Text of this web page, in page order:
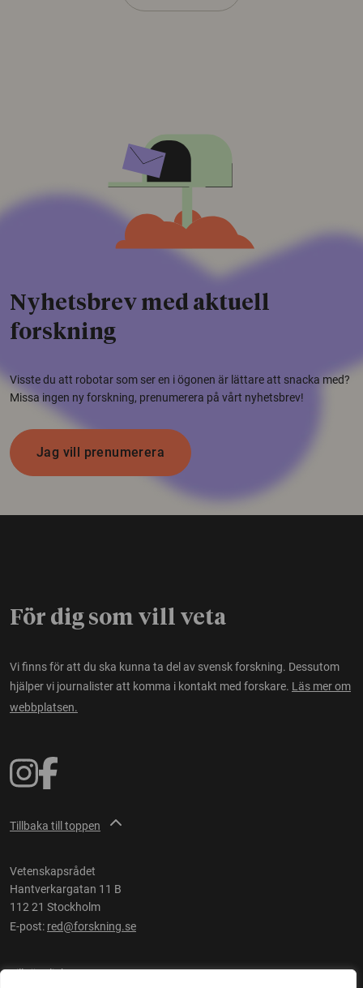
Nyhetsbrev med aktuell
forskning
Visste du att robotar som ser en i ögonen är lättare att snacka med?
Missa ingen ny forskning, prenumerera på vårt nyhetsbrev!
Jag vill prenumerera
För dig som vill veta
Vi finns för att du ska kunna ta del av svensk forskning. Dessutom
hjälper vi journalister att komma i kontakt med forskare. Läs mer om
webbplatsen.
Tillbaka till toppen
Vetenskapsrådet
Hantverkargatan 11 B
112 21 Stockholm
E-post: red@forskning.se
Tillgänglighet